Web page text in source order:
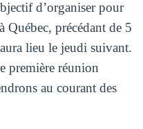
d’organiser pour
Québec, précédant de 5
lieu le jeudi suivant.
première réunion
au courant des